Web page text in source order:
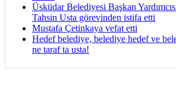
Üsküdar Belediyesi Başkan
Tahsin Usta görevinden istifa etti
Mustafa Çetinkaya vefat etti
Hedef belediye, belediye hedef ve
ne taraf ta usta!